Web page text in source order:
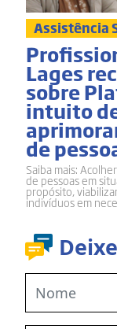
Assistência
Lages
sobre
intuito
de
Saiba mais:
de pessoas em
propósito,
indivíduos em